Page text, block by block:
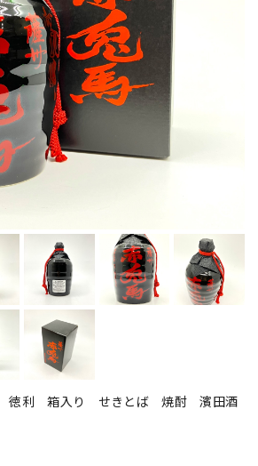
利 箱入り せきとば 焼酎 濱田酒